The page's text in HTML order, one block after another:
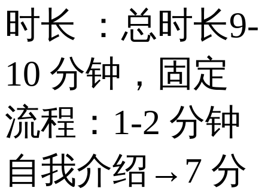
时长 ：总时长9-
10 分钟，固定
流程：1-2 分钟
自我介绍→7 分